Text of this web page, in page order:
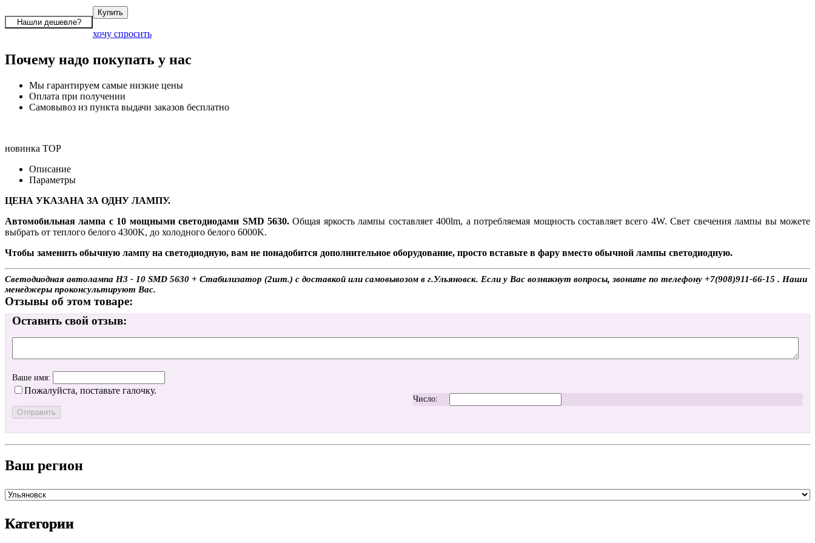
хочу спросить
Почему надо покупать у нас
Мы гарантируем самые низкие цены
Оплата при получении
Самовывоз из пункта выдачи заказов бесплатно
новинка TOP
Описание
Параметры
ЦЕНА УКАЗАНА ЗА ОДНУ ЛАМПУ.
Автомобильная лампа с 10 мощными светодиодами SMD 5630. Общая яркость лампы составляет 400lm, а потребляемая мощность составляет всего 4W. Свет свечения лампы вы можете
выбрать от теплого белого 4300K, до холодного белого 6000K.
Чтобы заменить обычную лампу на светодиодную, вам не понадобится дополнительное оборудование, просто вставьте в фару вместо обычной лампы светодиодную.
Светодиодная автолампа H3 - 10 SMD 5630 + Стабилизатор (2шт.) с доставкой или самовывозом в г.Ульяновск. Если у Вас возникнут вопросы, звоните по телефону +7(908)911-66-15 . Наши
менеджеры проконсультируют Вас.
Отзывы об этом товаре:
Оставить свой отзыв:
Ваше имя:
Пожалуйста, поставьте галочку.
Число:
Ваш регион
Категории